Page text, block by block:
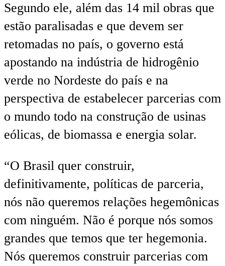
Segundo ele, além das 14 mil obras que
estão paralisadas e que devem ser
retomadas no país, o governo está
apostando na indústria de hidrogênio
verde no Nordeste do país e na
perspectiva de estabelecer parcerias com
o mundo todo na construção de usinas
eólicas, de biomassa e energia solar.
“O Brasil quer construir,
definitivamente, políticas de parceria,
nós não queremos relações hegemônicas
com ninguém. Não é porque nós somos
grandes que temos que ter hegemonia.
Nós queremos construir parcerias com